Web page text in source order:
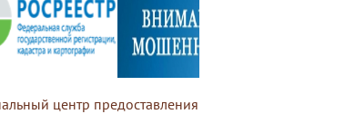
центр предоставления